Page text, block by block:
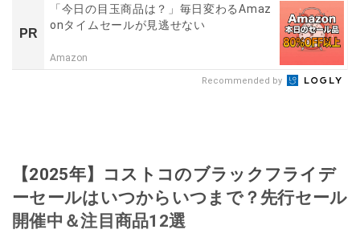
PR
「今日の目玉商品は？」毎日変わるAmaz
onタイムセールが見逃せない
Amazon
Recommended by
【2025年】コストコのブラックフライデ
ーセールはいつからいつまで？先行セール
開催中＆注目商品12選